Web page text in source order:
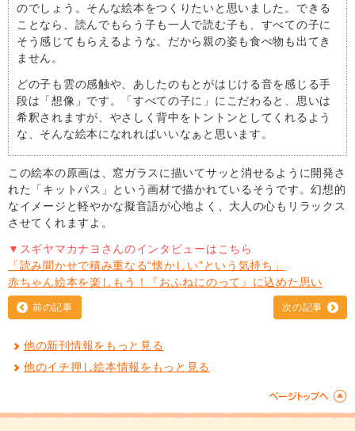
のでしょう。そんな絵本をつくりたいと思いました。できる
ことなら、読んでもらう子も一人で読む子も、すべての子に
そう感じてもらえるような。だから親の姿も食べ物も出てき
ません。
どの子も雲の感触や、あしたのもとがはじける音を感じる手
段は「想像」です。「すべての子に」にこだわると、思いは
希釈されますが、やさしく背中をトントンとしてくれるよう
な、そんな絵本になれればいいなぁと思います。
この絵本の原画は、窓ガラスに描いてサッと消せるように開発さ
れた「キットパス」という画材で描かれているそうです。幻想的
なイメージと軽やかな擬音語が心地よく、大人の心もリラックス
させてくれますよ。
▼スギヤマカナヨさんのインタビューはこちら
「読み聞かせで積み重なる“懐かしい”という気持ち」
赤ちゃん絵本を楽しもう！『おふねにのって』に込めた思い
前の記事 次の記事
他の新刊情報をもっと見る
他のイチ押し絵本情報をもっと見る